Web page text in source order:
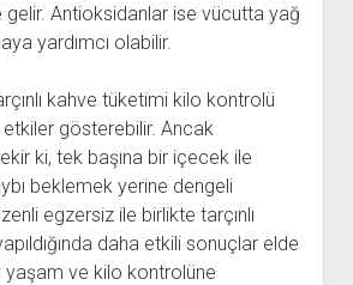
gelir. Antioksidanlar ise vücutta yağ
yardımcı olabilir.
kahve tüketimi kilo kontrolü
gösterebilir. Ancak
ki, tek başına bir içecek ile
beklemek yerine dengeli
egzersiz ile birlikte tarçınlı
daha etkili sonuçlar elde
yaşam ve kilo kontrolüne